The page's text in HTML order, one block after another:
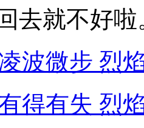
去就不好啦
波微步 烈
得有失 烈